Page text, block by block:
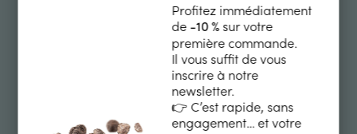
16,40 €
Profitez immédiatement
de-10 %sur votre
première commande.
Il vous suffit de vous
inscrire à notre
newsletter.
👉 C’est rapide, sans
engagement… et votre